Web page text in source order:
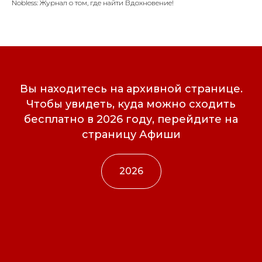
Nobless: Журнал о том, где найти Вдохновение!
Вы находитесь на архивной странице.
Чтобы увидеть, куда можно сходить
бесплатно в 2026 году, перейдите на
страницу Афиши
2026